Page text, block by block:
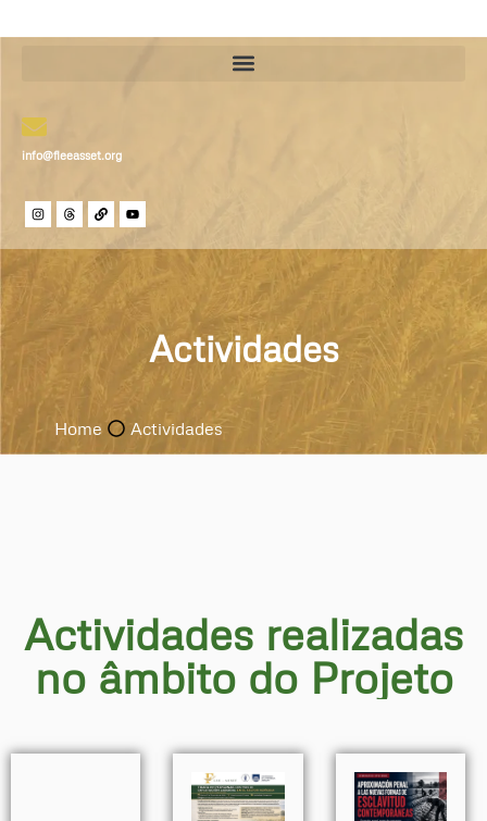
info@fleeasset.org
Actividades
Home Actividades
Actividades realizadas
no âmbito do Projeto